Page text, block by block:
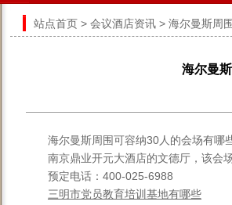
站点首页 > 会议酒店资讯 > 海尔曼斯周
海尔曼
海尔曼斯周围可容纳30人的会场有哪
南京鼎业开元大酒店的文德厅，该
预定电话：400-025-6988
三明市党员教育培训基地有哪些